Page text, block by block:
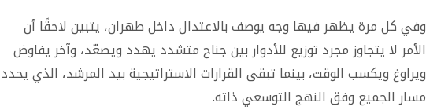
وفي كل مرة يظهر فيها وجه يوصف بالاعتدال داخل طهران، يتبين لاحقًا أن
الأمر لا يتجاوز مجرد توزيع للأدوار بين جناح متشدد يهدد ويصعّد، وآخر يفاوض
ويراوغ ويكسب الوقت، بينما تبقى القرارات الاستراتيجية بيد المرشد، الذي يحدد
مسار الجميع وفق النهج التوسعي ذاته.